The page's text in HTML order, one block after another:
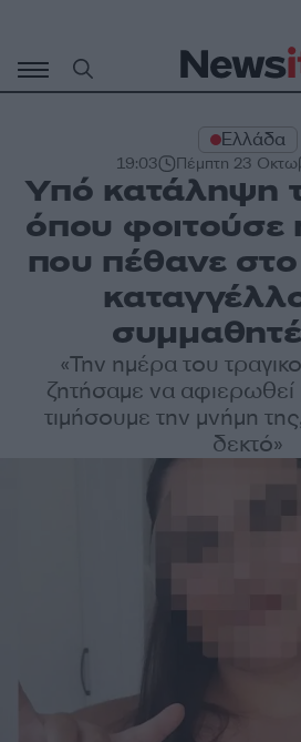
περιεχόμενο
Ελλάδα
19:03 Πέμπτη 23
Υπό κατάληψη
όπου φοιτούσε
που πέθανε στο
«Την ημέρα του
ζητήσαμε να αφιερωθεί
τιμήσουμε την μνήμη
δεκτό»